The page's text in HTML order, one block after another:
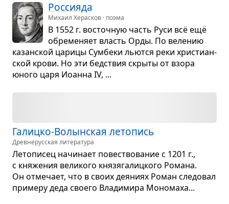
Рос­си­яда
Михаил Херасков · поэма
В 1552 г. вос­точ­ную часть Руси всё ещё
обре­ме­няет власть Орды. По веле­нию
казан­ской царицы Сум­беки льются реки хри­сти­ан­
ской крови. Но эти бед­ствия скрыты от взора
юного царя Иоанна IV, ...
Галицко-Волын­ская лето­пись
Древне­русская литература
Лето­пи­сец начи­нает повест­во­ва­ние с 1201 г.,
с кня­же­ния вели­кого кня­зя­га­лиц­кого Романа.
Он отме­чает, что в своих дея­ниях Роман сле­до­вал
при­меру деда сво­его Вла­ди­мира Моно­маха...